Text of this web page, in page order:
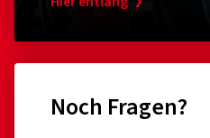
Noch Fragen?